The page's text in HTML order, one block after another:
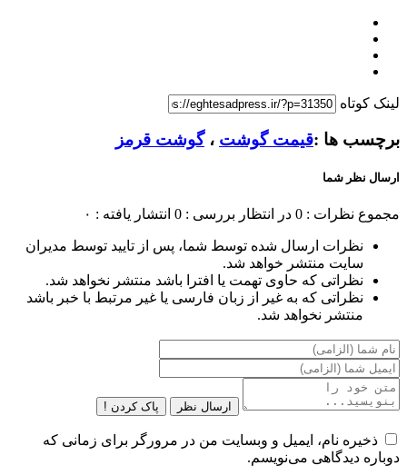
لینک کوتاه
برچسب ها :قیمت گوشت ،گوشت قرمز
ارسال نظر شما
مجموع نظرات : 0 در انتظار بررسی : 0 انتشار یافته : ۰
نظرات ارسال شده توسط شما، پس از تایید توسط مدیران
سایت منتشر خواهد شد.
نظراتی که حاوی تهمت یا افترا باشد منتشر نخواهد شد.
نظراتی که به غیر از زبان فارسی یا غیر مرتبط با خبر باشد
منتشر نخواهد شد.
ارسال نظر پاک کردن !
ذخیره نام، ایمیل و وبسایت من در مرورگر برای زمانی که
دوباره دیدگاهی می‌نویسم.